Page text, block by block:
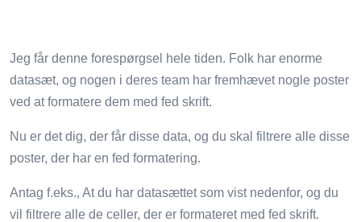
Jeg får denne forespørgsel hele tiden. Folk har enorme
datasæt, og nogen i deres team har fremhævet nogle poster
ved at formatere dem med fed skrift.
Nu er det dig, der får disse data, og du skal filtrere alle disse
poster, der har en fed formatering.
Antag f.eks., At du har datasættet som vist nedenfor, og du
vil filtrere alle de celler, der er formateret med fed skrift.